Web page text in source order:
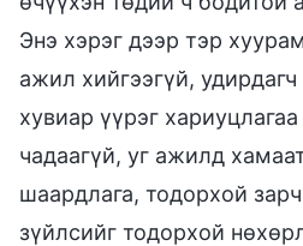
Энэ хэрэг дээр тэр
ажил хийгээгүй,
хувиар үүрэг
чадаагүй, уг ажилд
шаардлага, тодорхой
зүйлсийг тодорхой